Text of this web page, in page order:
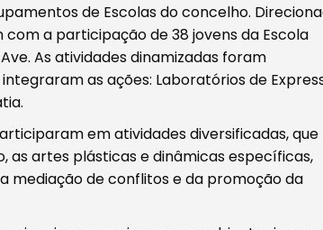
de Escolas do concelho.
com a participação de 38 jovens da Escola
As atividades dinamizadas foram
as ações: Laboratórios de
em atividades diversificadas, que
artes plásticas e dinâmicas específicas,
mediação de conflitos e da promoção da